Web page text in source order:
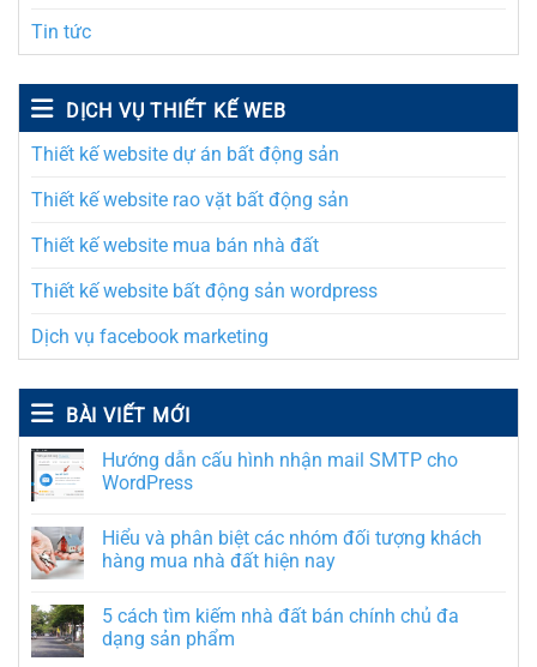
Tin tức
DỊCH VỤ THIẾT KẾ WEB
Thiết kế website dự án bất động sản
Thiết kế website rao vặt bất động sản
Thiết kế website mua bán nhà đất
Thiết kế website bất động sản wordpress
Dịch vụ facebook marketing
BÀI VIẾT MỚI
Hướng dẫn cấu hình nhận mail SMTP cho
WordPress
Hiểu và phân biệt các nhóm đối tượng khách
hàng mua nhà đất hiện nay
5 cách tìm kiếm nhà đất bán chính chủ đa
dạng sản phẩm